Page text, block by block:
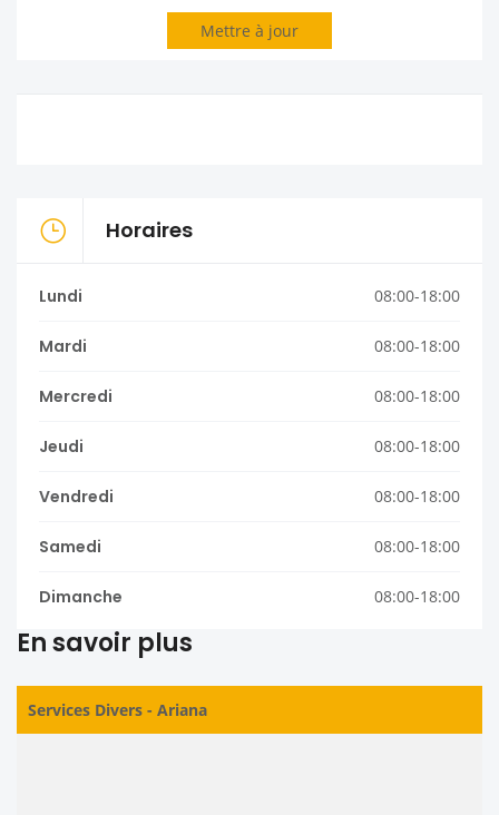
Mettre à jour
Horaires
Lundi 08:00-18:00
Mardi 08:00-18:00
Mercredi 08:00-18:00
Jeudi 08:00-18:00
Vendredi 08:00-18:00
Samedi 08:00-18:00
Dimanche 08:00-18:00
En savoir plus
Services Divers - Ariana